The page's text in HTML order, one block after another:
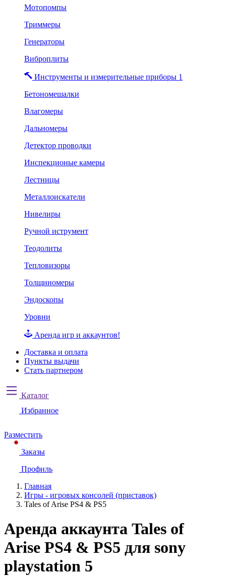
Мотопомпы
Триммеры
Генераторы
Виброплиты
Инструменты и измерительные приборы 1
Бетономешалки
Влагомеры
Дальномеры
Детектор проводки
Инспекционые камеры
Лестницы
Металлоискатели
Нивелиры
Ручной иструмент
Теодолиты
Тепловизоры
Толщиномеры
Эндоскопы
Уровни
Аренда игр и аккаунтов!
Доставка и оплата
Пункты выдачи
Стать партнером
Каталог
Избранное
Разместить
Заказы
Профиль
Главная
Игры - игровых консолей (приставок)
Tales of Arise PS4 & PS5
Аренда аккаунта Tales of
Arise PS4 & PS5 для sony
playstation 5